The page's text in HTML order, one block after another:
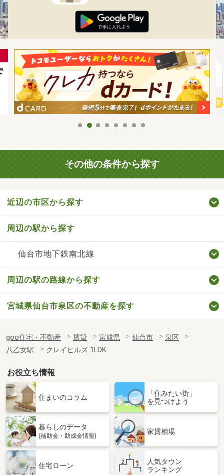
その他の条件から探す
近辺の市区から探す
周辺の駅から探す
仙台市地下鉄南北線
周辺の駅の路線から探す
宮城県仙台市泉区の不動産を探す
goo住宅・不動産 賃貸 宮城県 仙台市
泉区
八乙女駅
クレイヒルズ 1LDK
お役立ち情報
住まいのコラム
「住みたい街」
を見つけよう
暮らしのデータ
(補助金・助成金情報)
家賃相場
住宅ローン
人気タウン
ランキング